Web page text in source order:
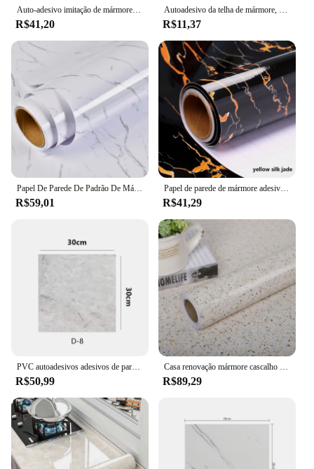
Auto-adesivo imitação de mármore piso pvc adesivos auto-adesivos adesivos de parede à prova dwaterproof água banheiro sala de estar adesivo decorativo
R$41,20
Autoadesivo da telha de mármore, adesivos de parede impermeáveis, decalque do assoalho, decoração do banheiro e da cozinha, parede do fundo da renovação, 1PC
R$11,37
Papel De Parede De Padrão De Mármore Autoadesivo, Etiqueta De Óleo, Impermeável, DIY, Cozinha, Armários, Fogão, Bancada, Desktop, Banheiro, Renovação
R$59,01
Papel de parede de mármore adesivo adesivo para móveis Vinis decorativos para paredes à prova d'água cozinha banheiro sala de estar adesivo de parede
R$41,29
R$50,99 R$89,29